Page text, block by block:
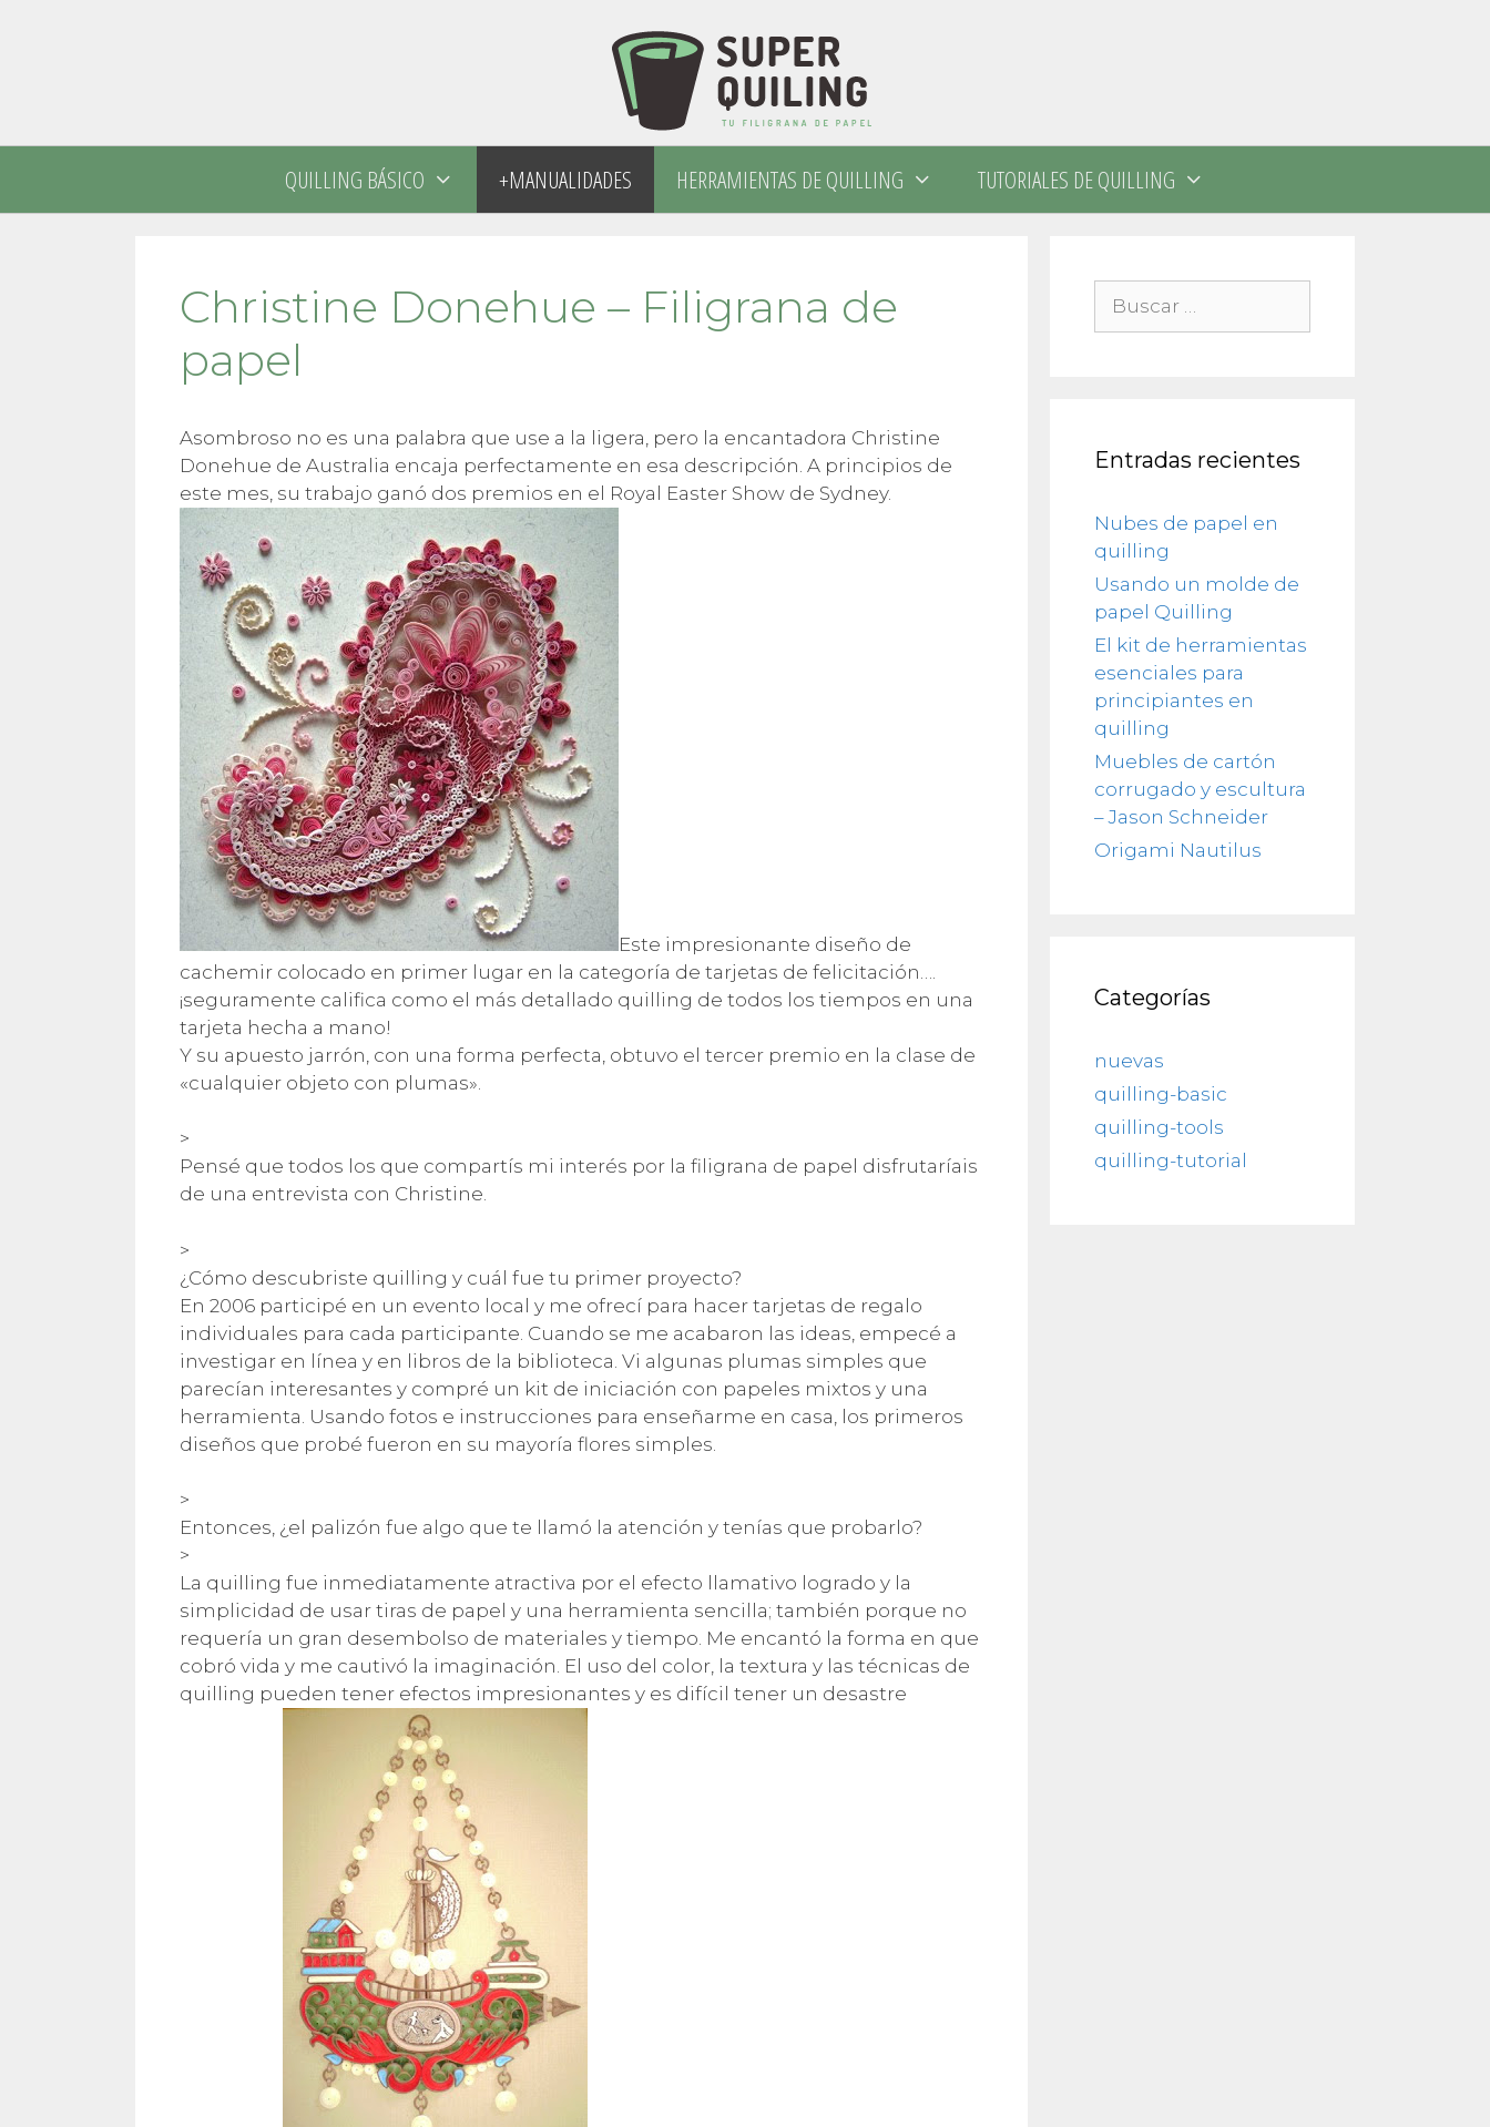
QUILLING BÁSICO +MANUALIDADES HERRAMIENTAS DE QUILLING TUTORIALES DE QUILLING
Christine Donehue – Filigrana de
papel
Asombroso no es una palabra que use a la ligera, pero la encantadora Christine
Donehue de Australia encaja perfectamente en esa descripción. A principios de
este mes, su trabajo ganó dos premios en el Royal Easter Show de Sydney.
Este impresionante diseño de
cachemir colocado en primer lugar en la categoría de tarjetas de felicitación….
¡seguramente califica como el más detallado quilling de todos los tiempos en una
tarjeta hecha a mano!
Y su apuesto jarrón, con una forma perfecta, obtuvo el tercer premio en la clase de
«cualquier objeto con plumas».
>
Pensé que todos los que compartís mi interés por la filigrana de papel disfrutaríais
de una entrevista con Christine.
>
¿Cómo descubriste quilling y cuál fue tu primer proyecto?
En 2006 participé en un evento local y me ofrecí para hacer tarjetas de regalo
individuales para cada participante. Cuando se me acabaron las ideas, empecé a
investigar en línea y en libros de la biblioteca. Vi algunas plumas simples que
parecían interesantes y compré un kit de iniciación con papeles mixtos y una
herramienta. Usando fotos e instrucciones para enseñarme en casa, los primeros
diseños que probé fueron en su mayoría flores simples.
>
Entonces, ¿el palizón fue algo que te llamó la atención y tenías que probarlo?
>
La quilling fue inmediatamente atractiva por el efecto llamativo logrado y la
simplicidad de usar tiras de papel y una herramienta sencilla; también porque no
requería un gran desembolso de materiales y tiempo. Me encantó la forma en que
cobró vida y me cautivó la imaginación. El uso del color, la textura y las técnicas de
quilling pueden tener efectos impresionantes y es difícil tener un desastre
Entradas recientes
Nubes de papel en
quilling
Usando un molde de
papel Quilling
El kit de herramientas
esenciales para
principiantes en
quilling
Muebles de cartón
corrugado y escultura
– Jason Schneider
Origami Nautilus
Categorías
nuevas
quilling-basic
quilling-tools
quilling-tutorial